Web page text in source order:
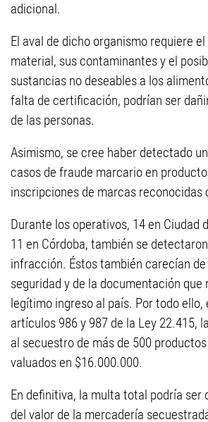
adicional.
El aval de dicho organismo requiere
material, sus contaminantes y el
sustancias no deseables a los
falta de certificación, podrían ser
de las personas.
Asimismo, se cree haber detectado
casos de fraude marcario en
inscripciones de marcas reconocidas
Durante los operativos, 14 en Ciudad
11 en Córdoba, también se
infracción. Éstos también carecían
seguridad y de la documentación que
legítimo ingreso al país. Por todo ello,
artículos 986 y 987 de la Ley 22.415,
al secuestro de más de 500
valuados en $16.000.000.
En definitiva, la multa total podría ser
del valor de la mercadería